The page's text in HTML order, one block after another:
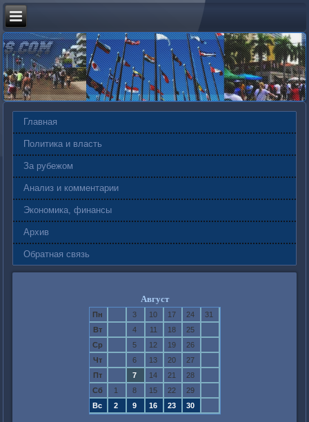
Главная
Политика и власть
За рубежом
Анализ и комментарии
Экономика, финансы
Архив
Обратная связь
Август
Пн 3 10 17 24
31
Вт
4 11 18
25
Ср
5 12 19
26
Чт
6 13 20
27
Пт
7 14 21
28
Сб
1 8 15 22
29
Вс
2 9 16 23 30